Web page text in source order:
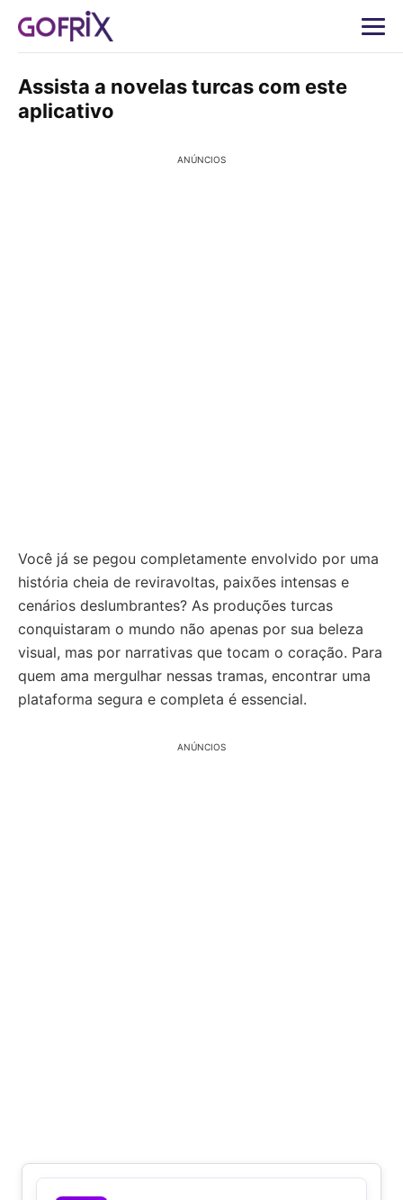
Assista a novelas turcas com este
aplicativo
ANÚNCIOS
Você já se pegou completamente envolvido por uma
história cheia de reviravoltas, paixões intensas e
cenários deslumbrantes? As produções turcas
conquistaram o mundo não apenas por sua beleza
visual, mas por narrativas que tocam o coração. Para
quem ama mergulhar nessas tramas, encontrar uma
plataforma segura e completa é essencial.
ANÚNCIOS